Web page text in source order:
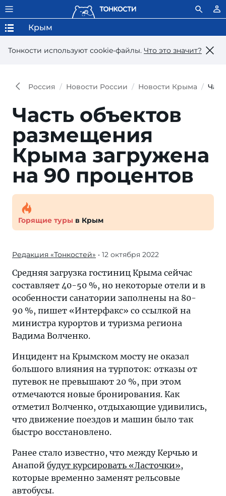
Тонкости используют сookie-файлы. Что это значит?
Крым
Россия Новости России Новости Крыма
Часть объектов
размещения
Крыма загружена
на 90 процентов
Горящие туры в Крым
Редакция «Тонкостей» • 12 октября 2022
Средняя загрузка гостиниц Крыма сейчас
составляет 40-50 %, но некоторые отели и в
особенности санатории заполнены на 80-
90 %, пишет «Интерфакс» со ссылкой на
министра курортов и туризма региона
Вадима Волченко.
Инцидент на Крымском мосту не оказал
большого влияния на турпоток: отказы от
путевок не превышают 20 %, при этом
отмечаются новые бронирования. Как
отметил Волченко, отдыхающие удивились,
что движение поездов и машин было так
быстро восстановлено.
Ранее стало известно, что между Керчью и
Анапой будут курсировать «Ласточки»,
которые временно заменят рельсовые
автобусы.